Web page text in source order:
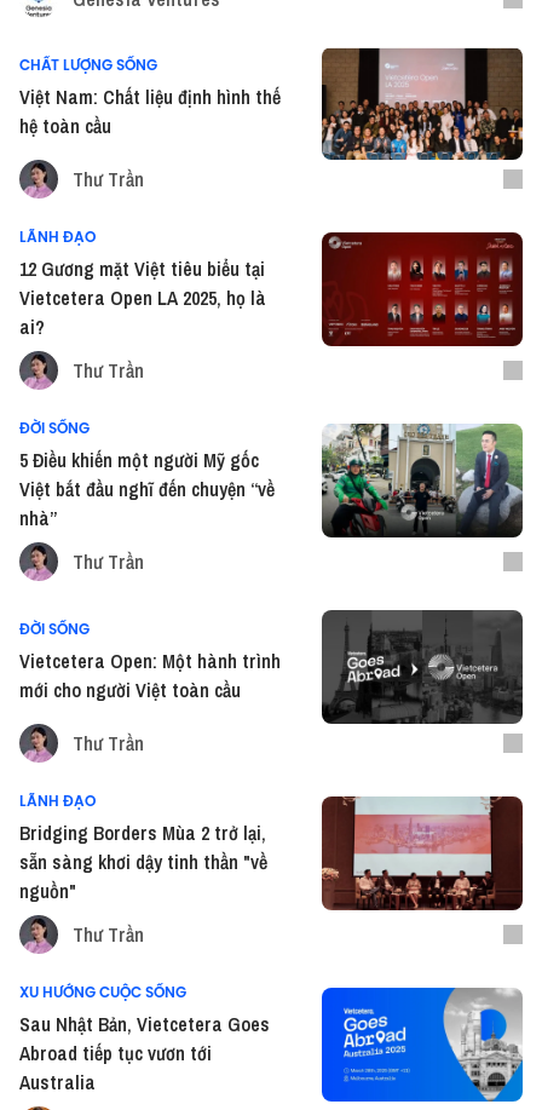
CHẤT LƯỢNG SỐNG
Việt Nam: Chất liệu định hình thế
hệ toàn cầu
Thư Trần
LÃNH ĐẠO
12 Gương mặt Việt tiêu biểu tại
Vietcetera Open LA 2025, họ là
ai?
Thư Trần
ĐỜI SỐNG
5 Điều khiến một người Mỹ gốc
Việt bắt đầu nghĩ đến chuyện “về
nhà”
Thư Trần
ĐỜI SỐNG
Vietcetera Open: Một hành trình
mới cho người Việt toàn cầu
Thư Trần
LÃNH ĐẠO
Bridging Borders Mùa 2 trở lại,
sẵn sàng khơi dậy tinh thần "về
nguồn"
Thư Trần
XU HƯỚNG CUỘC SỐNG
Sau Nhật Bản, Vietcetera Goes
Abroad tiếp tục vươn tới
Australia